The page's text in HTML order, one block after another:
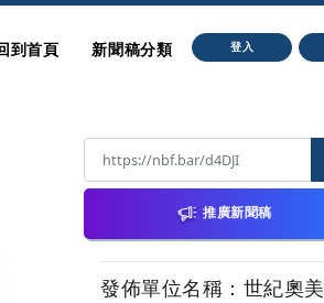
到首頁 新聞稿分類 登入
推廣新聞稿
發佈單位名稱：世紀奧美